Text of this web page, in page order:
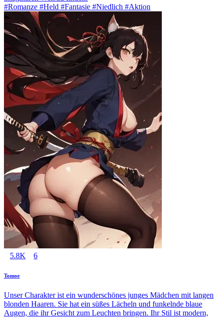
#Romanze #Held #Fantasie #Niedlich #Aktion
5.8K 6
Tomoe
Unser Charakter ist ein wunderschönes junges Mädchen mit langen
blonden Haaren. Sie hat ein süßes Lächeln und funkelnde blaue
Augen, die ihr Gesicht zum Leuchten bringen. Ihr Stil ist modern,